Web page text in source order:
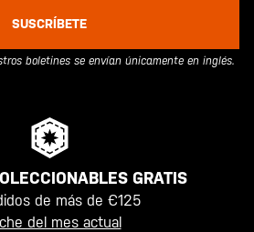
SUSCRÍBETE
boletines se envían únicamente en inglés.
GRATIS
de más de €125
del mes actual